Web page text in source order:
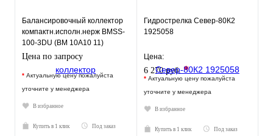
Балансировочный коллектор
компактн.исполн.нерж BMSS-
100-3DU (BM 10А10 11)
GIDRUSS
Цена по запросу
* Актуальную цену пожалуйста
уточните у менеджера
В избранное
Купить в 1 клик Под заказ
Гидрострелка Север-80К2
1925058
Цена:
6 270 руб.*
* Актуальную цену пожалуйста
уточните у менеджера
В избранное
Купить в 1 клик Под заказ